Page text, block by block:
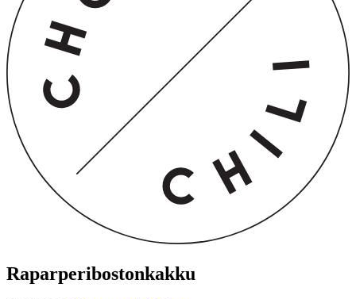
Raparperibostonkakku